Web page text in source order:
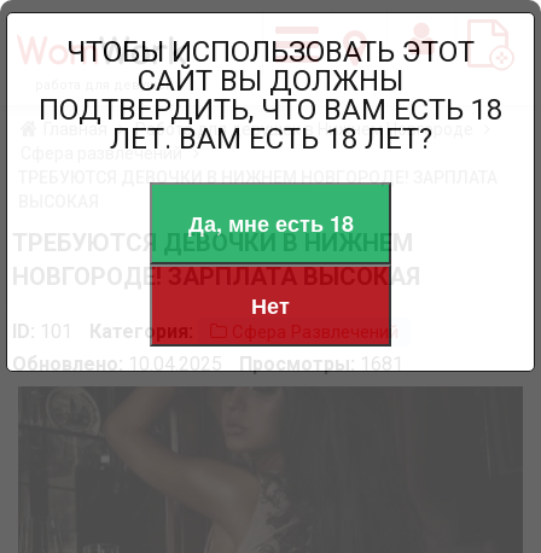
работа для девушек
Главная
Работа для девушек в Нижнем Новгороде
Сфера развлечений
ТРЕБУЮТСЯ ДЕВОЧКИ В НИЖНЕМ
НОВГОРОДЕ! ЗАРПЛАТА ВЫСОКАЯ
ID: 101 Категория: Сфера Развлечений
Обновлено: 10.04.2025 Просмотры: 1681
ЧТОБЫ ИСПОЛЬЗОВАТЬ ЭТОТ
САЙТ ВЫ ДОЛЖНЫ
ПОДТВЕРДИТЬ, ЧТО ВАМ ЕСТЬ 18
ЛЕТ. ВАМ ЕСТЬ 18 ЛЕТ?
Да, мне есть 18
Нет